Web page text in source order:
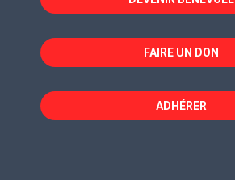
FAIRE UN DON
ADHÉRER